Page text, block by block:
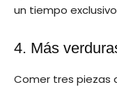
un tiempo
4. Más
Comer tres piezas